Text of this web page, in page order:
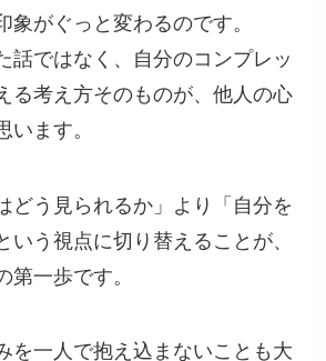
象がぐっと変わるのです。
話ではなく、自分のコンプレッ
る考え方そのものが、他人の心
います。
どう見られるか」より「自分を
いう視点に切り替えることが、
第一歩です。
を一人で抱え込まないことも大